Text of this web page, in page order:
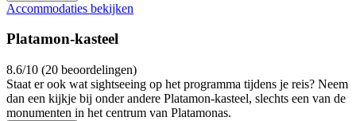
Accommodaties bekijken
Platamon-kasteel
8.6/10 (20 beoordelingen)
Staat er ook wat sightseeing op het programma tijdens je reis? Neem
dan een kijkje bij onder andere Platamon-kasteel, slechts een van de
monumenten in het centrum van Platamonas.